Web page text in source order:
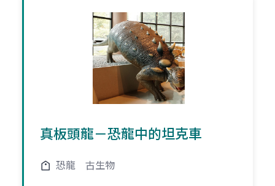
真板頭龍－恐龍中的坦克車
恐龍 古生物